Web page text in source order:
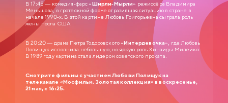
В 17:45 — комедия-фарс «Ширли-Мырли» режиссёра Владимира
Меньшова, в гротескной форме отразившая ситуацию в стране в
начале 1990-х. В этой картине Любовь Григорьевна сыграла роль
жены посла США.
В 20:20 — драма Петра Тодоровского «Интердевочка», где Любовь
Полищук исполнила небольшую, но яркую роль Зинаиды Милейко.
В 1989 году картина стала лидером советского проката.
Смотрите фильмы с участием Любови Полищук на
телеканале «Мосфильм. Золотая коллекция» в воскресенье,
21 мая, с 16:25.
Анатолий Ефремович Новосельцев, рядовой служащий одного
статистического управления, — человек робкий и застенчивый. Для него
неплохо бы получить вакантное место зав. отделом, но он не знает как
подступиться к этому делу. Старый приятель Самохвалов советует ему
приударить за Людмилой Прокопьевной Калугиной, — сухарем в юбке и
директором заведения…